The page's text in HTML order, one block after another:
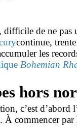
difficile de ne pas
continue,
les
Bohemian
hors
c’est d’abord
À commencer par